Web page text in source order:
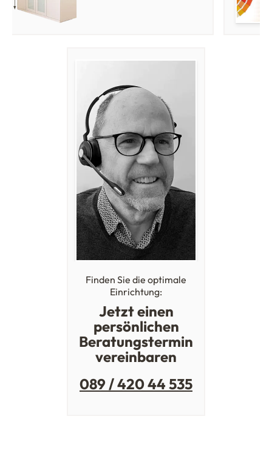
Finden Sie die optimale
Einrichtung:
Jetzt einen
persönlichen
Beratungstermin
vereinbaren
089 / 420 44 535